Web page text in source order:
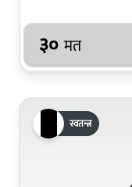
३० मत
स्वतन्त्र